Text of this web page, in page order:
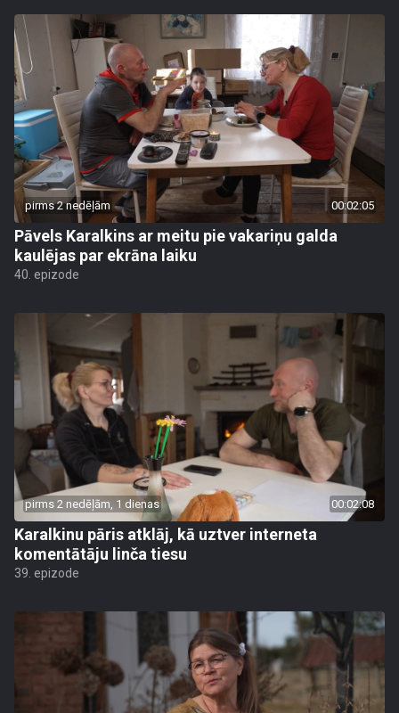
pirms 2 nedēļām 00:02:05
Pāvels Karalkins ar meitu pie vakariņu galda
kaulējas par ekrāna laiku
40. epizode
pirms 2 nedēļām, 1 dienas 00:02:08
Karalkinu pāris atklāj, kā uztver interneta
komentātāju linča tiesu
39. epizode